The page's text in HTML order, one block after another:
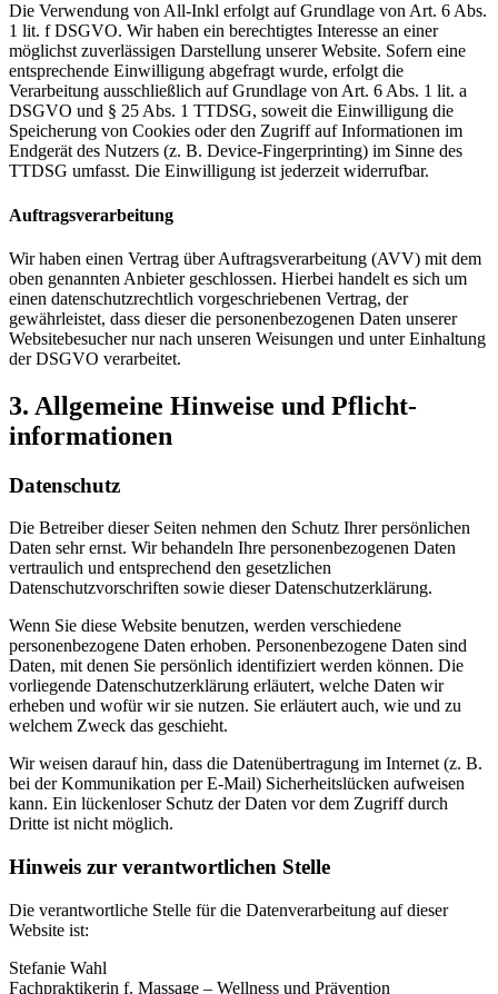
Die Verwendung von All-Inkl erfolgt auf Grundlage von Art. 6 Abs.
1 lit. f DSGVO. Wir haben ein berechtigtes Interesse an einer
möglichst zuverlässigen Darstellung unserer Website. Sofern eine
entsprechende Einwilligung abgefragt wurde, erfolgt die
Verarbeitung ausschließlich auf Grundlage von Art. 6 Abs. 1 lit. a
DSGVO und § 25 Abs. 1 TTDSG, soweit die Einwilligung die
Speicherung von Cookies oder den Zugriff auf Informationen im
Endgerät des Nutzers (z. B. Device-Fingerprinting) im Sinne des
TTDSG umfasst. Die Einwilligung ist jederzeit widerrufbar.
Auftragsverarbeitung
Wir haben einen Vertrag über Auftragsverarbeitung (AVV) mit dem
oben genannten Anbieter geschlossen. Hierbei handelt es sich um
einen datenschutzrechtlich vorgeschriebenen Vertrag, der
gewährleistet, dass dieser die personenbezogenen Daten unserer
Websitebesucher nur nach unseren Weisungen und unter Einhaltung
der DSGVO verarbeitet.
3. Allgemeine Hinweise und Pflicht­
informationen
Datenschutz
Die Betreiber dieser Seiten nehmen den Schutz Ihrer persönlichen
Daten sehr ernst. Wir behandeln Ihre personenbezogenen Daten
vertraulich und entsprechend den gesetzlichen
Datenschutzvorschriften sowie dieser Datenschutzerklärung.
Wenn Sie diese Website benutzen, werden verschiedene
personenbezogene Daten erhoben. Personenbezogene Daten sind
Daten, mit denen Sie persönlich identifiziert werden können. Die
vorliegende Datenschutzerklärung erläutert, welche Daten wir
erheben und wofür wir sie nutzen. Sie erläutert auch, wie und zu
welchem Zweck das geschieht.
Wir weisen darauf hin, dass die Datenübertragung im Internet (z. B.
bei der Kommunikation per E-Mail) Sicherheitslücken aufweisen
kann. Ein lückenloser Schutz der Daten vor dem Zugriff durch
Dritte ist nicht möglich.
Hinweis zur verantwortlichen Stelle
Die verantwortliche Stelle für die Datenverarbeitung auf dieser
Website ist:
Stefanie Wahl
Fachpraktikerin f. Massage – Wellness und Prävention